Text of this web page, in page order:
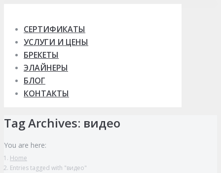
content
СЕРТИФИКАТЫ
УСЛУГИ И ЦЕНЫ
БРЕКЕТЫ
ЭЛАЙНЕРЫ
БЛОГ
КОНТАКТЫ
Tag Archives: видео
You are here:
Home
Entries tagged with "видео"